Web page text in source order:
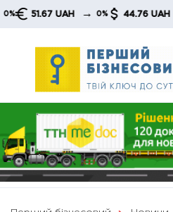
Skip
51.67 UAH → 0% 44.76 UAH → 0%